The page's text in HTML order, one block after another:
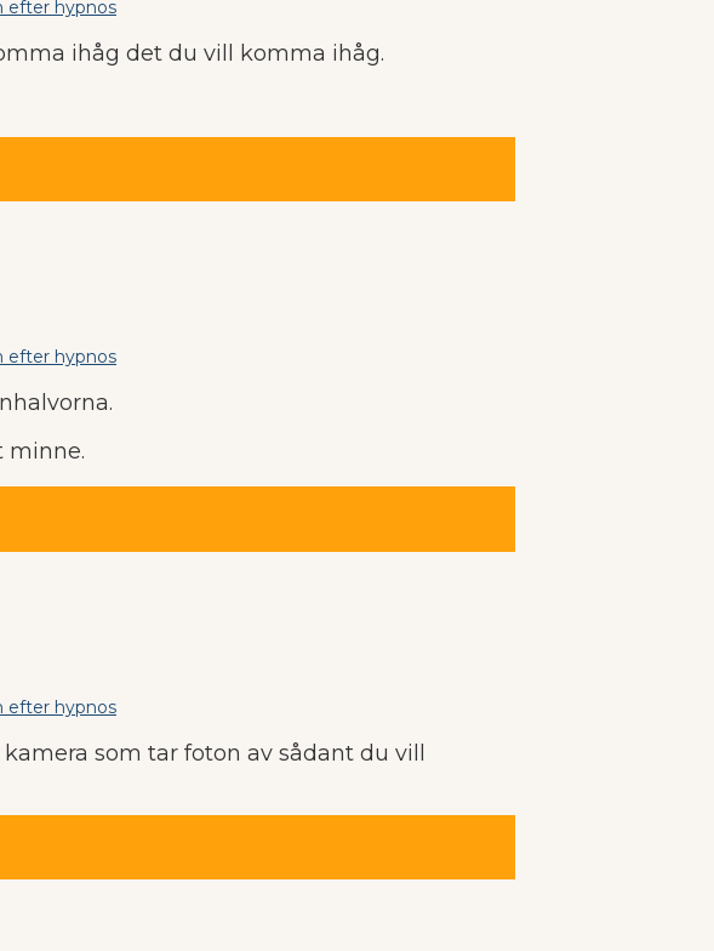
efter hypnos
ihåg det du vill komma ihåg.
efter hypnos
minne.
efter hypnos
som tar foton av sådant du vill